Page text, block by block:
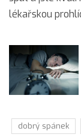
lékařskou
dobrý spánek